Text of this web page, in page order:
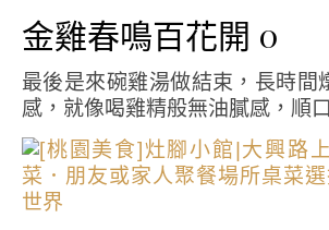
金雞春鳴百花開 0
最後是來碗雞湯做結束，長時間
感，就像喝雞精般無油膩感，順